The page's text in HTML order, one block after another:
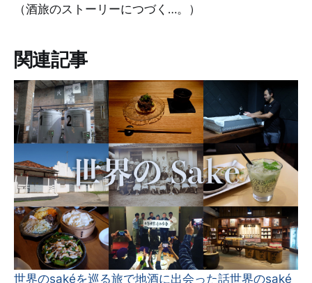
（酒旅のストーリーにつづく…。）
関連記事
世界のsakéを巡る旅で地酒に出会った話世界のsaké